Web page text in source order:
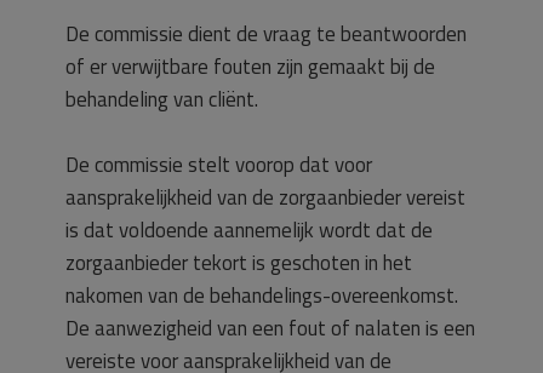
De commissie dient de vraag te beantwoorden
of er verwijtbare fouten zijn gemaakt bij de
behandeling van cliënt.
De commissie stelt voorop dat voor
aansprakelijkheid van de zorgaanbieder vereist
is dat voldoende aannemelijk wordt dat de
zorgaanbieder tekort is geschoten in het
nakomen van de behandelings-overeenkomst.
De aanwezigheid van een fout of nalaten is een
vereiste voor aansprakelijkheid van de